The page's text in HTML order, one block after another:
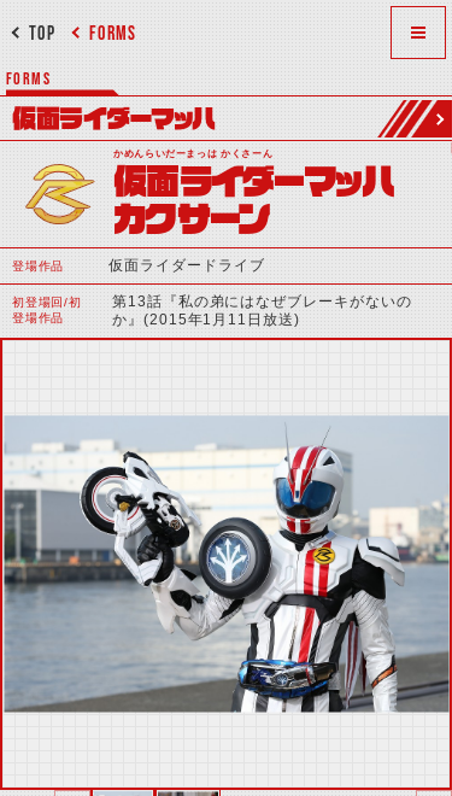
FORMS
TOP
FORMS
仮面ライダーマッハ
かめんらいだーまっは かくさーん
仮面ライダーマッハ
カクサーン
登場作品 仮面ライダードライブ
初登場回/初
登場作品
第13話『私の弟にはなぜブレーキがないの
か』(2015年1月11日放送)